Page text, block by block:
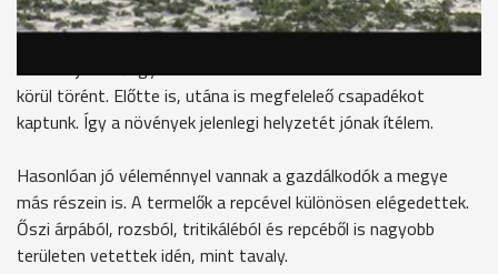
Németh Balázs, gazdaálkodó, Rádóckölked
körül törént. Előtte is, utána is megfeleleő csapadékot
kaptunk. Így a növények jelenlegi helyzetét jónak ítélem.
Hasonlóan jó véleménnyel vannak a gazdálkodók a megye
más részein is. A termelők a repcével különösen elégedettek.
Őszi árpából, rozsból, tritikáléból és repcéből is nagyobb
területen vetettek idén, mint tavaly.